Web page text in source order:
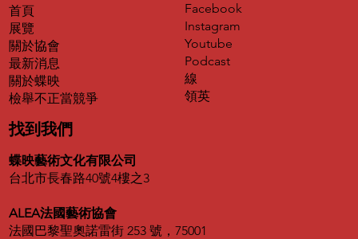
首頁
展覽
關於協會
最新消息
關於蝶映
​檢舉不正當競爭
Facebook
Instagram
Youtube
Podcast
線
領英
找到我們
蝶映藝術文化有限公司
台北市長春路40號4樓之3
ALEA法國藝術協會
法國巴黎聖奧諾雷街 253 號，75001